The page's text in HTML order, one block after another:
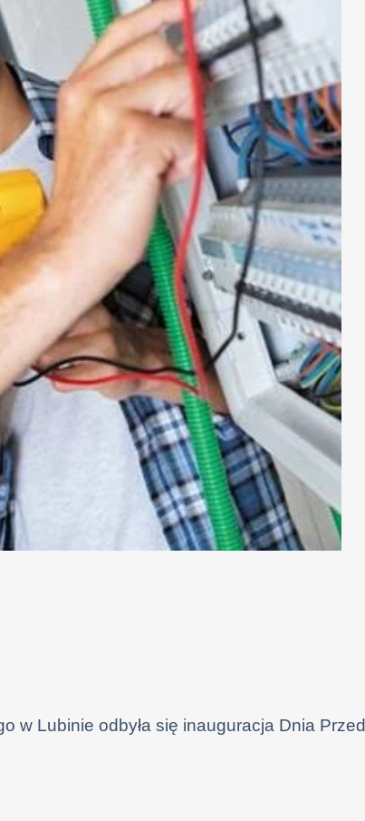
w Lubinie odbyła się inauguracja Dnia